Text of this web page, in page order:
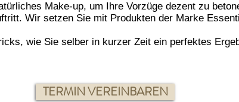
Make-up, um Ihre Vorzüge dezent zu
Wir setzen Sie mit Produkten der Marke
wie Sie selber in kurzer Zeit ein perfektes
TERMIN VEREINBAREN